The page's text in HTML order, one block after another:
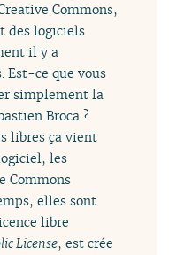
Commons,
des logiciels
il y a
Est-ce que vous
simplement la
Broca ?
libres ça vient
les
Commons
elles sont
libre
License, est crée